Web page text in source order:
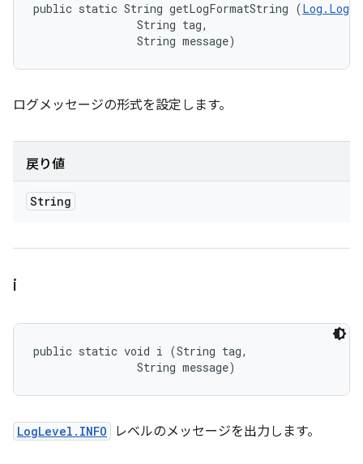
public static String getLogFormatString (
                String tag,
                String message)
ログメッセージの形式を設定します。
戻り値
String
i
public static void i (String tag,
                String message)
LogLevel.INFO レベルのメッセージを出力します。